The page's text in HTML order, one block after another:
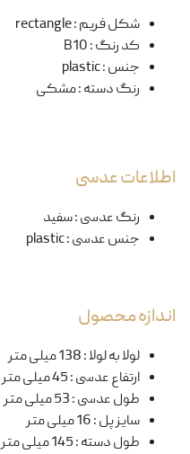
شکل فریم:
rectangle
کد رنگ:
B10
جنس:
plastic
رنگ دسته:مشکی
اطلاعات عدسی
رنگ عدسی:سفید
جنس عدسی:
plastic
اندازه محصول
لولا به لولا:138 میلی متر
ارتفاع عدسی:45 میلی متر
طول عدسی:53 میلی متر
سایز پل:16 میلی متر
طول دسته:145 میلی متر